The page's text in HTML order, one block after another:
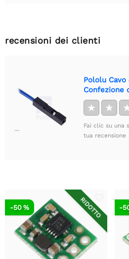
recensioni dei clienti
Pololu
Confezione
★ ★
Fai clic su una
tua recensione
RIDOTTO
-50 % -